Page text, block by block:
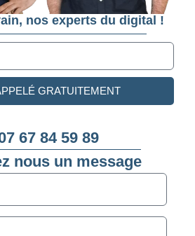
nos experts du digital !
GRATUITEMENT
67 84 59 89
nous un message